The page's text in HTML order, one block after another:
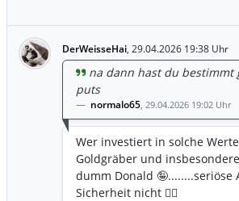
DerWeisseHai, 29.04.2026 19:38 Uhr
na dann hast du bestimmt
puts
normalo65, 29.04.2026 19:02 Uhr
Wer investiert in solche
Goldgräber und
dumm Donald 🤪........seriöse
Sicherheit nicht 🤷‍♂️